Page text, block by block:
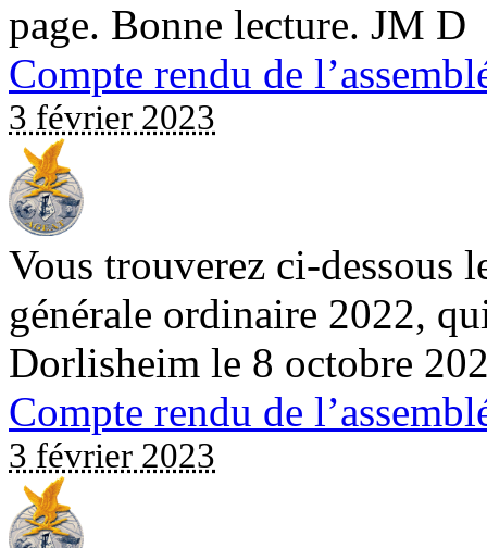
page. Bonne lecture. JM D
Compte rendu de
3 février 2023
Vous trouverez ci-dessous
générale ordinaire 2022,
Dorlisheim le 8 octobre
Compte rendu de
3 février 2023